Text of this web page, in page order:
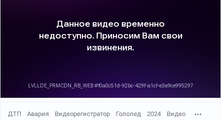
ДТП Авария Видеорегистратор Гололед 2024 Видео